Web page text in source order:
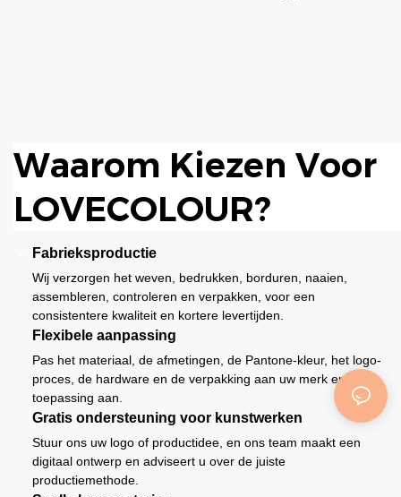
Waarom Kiezen Voor
LOVECOLOUR?
Fabrieksproductie
Wij verzorgen het weven, bedrukken, borduren, naaien,
assembleren, controleren en verpakken, voor een
consistentere kwaliteit en kortere levertijden.
Flexibele aanpassing
Pas het materiaal, de afmetingen, de Pantone-kleur, het logo-
proces, de hardware en de verpakking aan uw merk en
toepassing aan.
Gratis ondersteuning voor kunstwerken
Stuur ons uw logo of productidee, en ons team maakt een
digitaal ontwerp en adviseert u over de juiste
productiemethode.